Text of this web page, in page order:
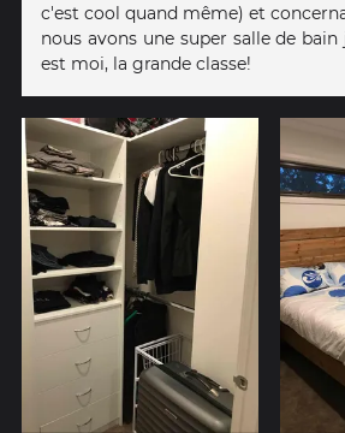
c'est cool quand même) et
nous avons une super salle de
est moi, la grande classe!